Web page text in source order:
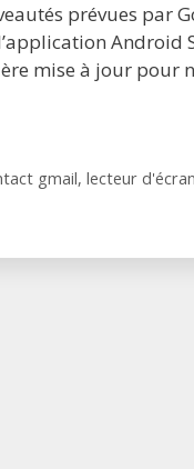
prévues par
Android
mise à jour pour
gmail,lecteur d'écran